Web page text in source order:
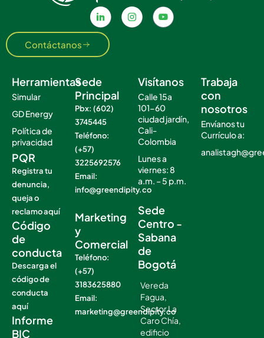
Contáctanos
Herramientas
Simular
GD Energy
Política de
privacidad
PQR
Registra tu
denuncia,
queja o
reclamo aquí
Código
de
conducta
Descarga el
código de
conducta
aquí
Informe
BIC
Sede
Principal
Pbx: (602)
3745445
Teléfono:
(+57)
3225692576
Email:
info@greendipity.co
Marketing
y
Comercial
Teléfono:
(+57)
3183625880
Email:
marketing@greendipity.co
Visítanos
Calle 15a
101-60
ciudad jardín,
Cali-
Colombia
Lunes a
viernes: 8
a.m. – 5 p.m.
.
Sede
Centro -
Sabana
de
Bogotá
Vereda
Fagua,
Sector La
Caro Chía,
edificio
Trabaja
con
nosotros
Envíanos tu
Currículo a: